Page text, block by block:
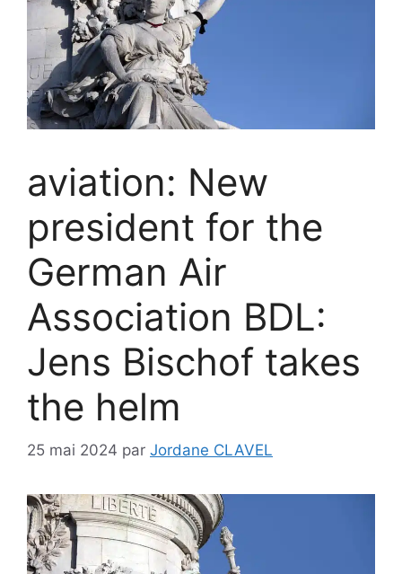
aviation: New
president for the
German Air
Association BDL:
Jens Bischof takes
the helm
25 mai 2024 par Jordane CLAVEL